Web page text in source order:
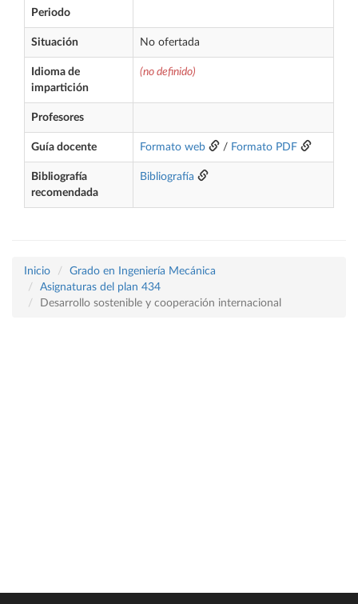
Periodo
Situación No ofertada
Idioma de
impartición
(no definido)
Profesores
Guía docente Formato web / Formato PDF
Bibliografía
recomendada
Bibliografía
Inicio
Grado en Ingeniería Mecánica
Asignaturas del plan 434
Desarrollo sostenible y cooperación internacional